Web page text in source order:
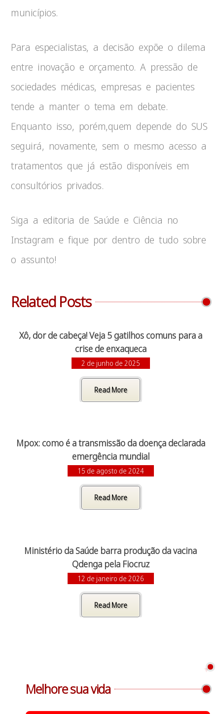
municípios.
Para especialistas, a decisão expõe o dilema
entre inovação e orçamento. A pressão de
sociedades médicas, empresas e pacientes
tende a manter o tema em debate.
Enquanto isso, porém,quem depende do SUS
seguirá, novamente, sem o mesmo acesso a
tratamentos que já estão disponíveis em
consultórios privados.
Siga a editoria de Saúde e Ciência no
Instagram e fique por dentro de tudo sobre
o assunto!
Related Posts
Xô, dor de cabeça! Veja 5 gatilhos comuns para a
crise de enxaqueca
2 de junho de 2025
Read More
Mpox: como é a transmissão da doença declarada
emergência mundial
15 de agosto de 2024
Read More
Ministério da Saúde barra produção da vacina
Qdenga pela Fiocruz
12 de janeiro de 2026
Read More
Melhore sua vida